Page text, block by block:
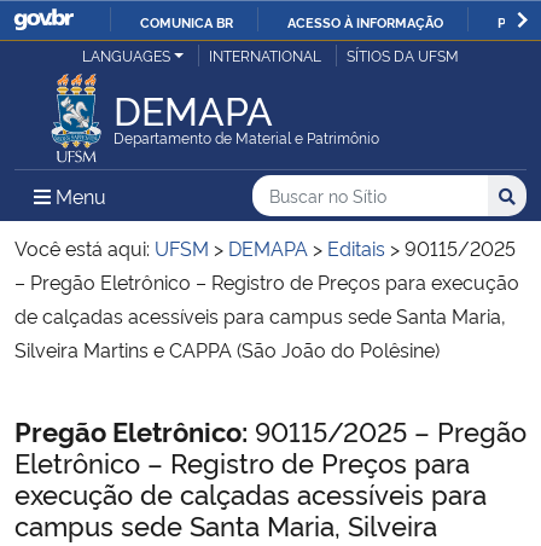
IR
O
COMUNICA BR ACESSO À INFORMAÇÃO
Ministério da Justiça e Segurança Pública
Ministério da Defesa
Ministério das Relações Exteriores
Ministério da Economia
Ministério da Agricultura, Pecuária e Abastecimento
Ministério da Educação
LANGUAGES INTERNATIONAL SÍTIOS DA UFSM
DEMAPA
Departamento de Material e Patrimônio
Menu Menu Principal do Sítio
Busca
Buscar no no Sítio
Busca:
Você está aqui: UFSM > DEMAPA > Editais >90115/2025
– Pregão Eletrônico – Registro de Preços para execução
de calçadas acessíveis para campus sede Santa Maria,
Silveira Martins e CAPPA (São João do Polêsine)
Início do conteúdo
Pregão Eletrônico: 90115/2025 – Pregão
Eletrônico – Registro de Preços para
execução de calçadas acessíveis para
campus sede Santa Maria, Silveira